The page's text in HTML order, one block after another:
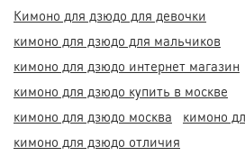
Кимоно для дзюдо для девочки
кимоно для дзюдо для мальчиков
кимоно для дзюдо интернет магазин
кимоно для дзюдо купить в москве
кимоно для дзюдо москва
кимоно
кимоно для дзюдо отличия